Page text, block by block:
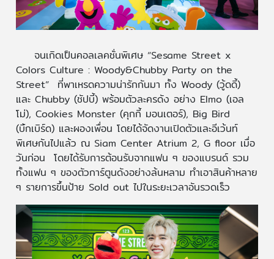
จนเกิดเป็นคอลเลคชั่นพิเศษ “Sesame Street x
Colors Culture : Woody&Chubby Party on the
Street” ที่พาเหรดความน่ารักกันมา ทั้ง Woody (วู้ดดี้)
และ Chubby (ชัปบี้) พร้อมตัวละครดัง อย่าง Elmo (เอล
โม่), Cookies Monster (คุกกี้ มอนเตอร์), Big Bird
(บิ้กเบิร์ด) และผองเพื่อน โดยได้จัดงานเปิดตัวและอีเว้นท์
พิเศษกันไปแล้ว ณ Siam Center Atrium 2, G floor เมื่อ
วันก่อน โดยได้รับการต้อนรับจากแฟน ๆ ของแบรนด์ รวม
ทั้งแฟน ๆ ของตัวการ์ตูนดังอย่างล้นหลาม ทำเอาสินค้าหลาย
ๆ รายการขึ้นป้าย Sold out ไปในระยะเวลาอันรวดเร็ว